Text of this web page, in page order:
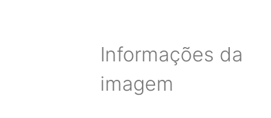
Informações da
imagem